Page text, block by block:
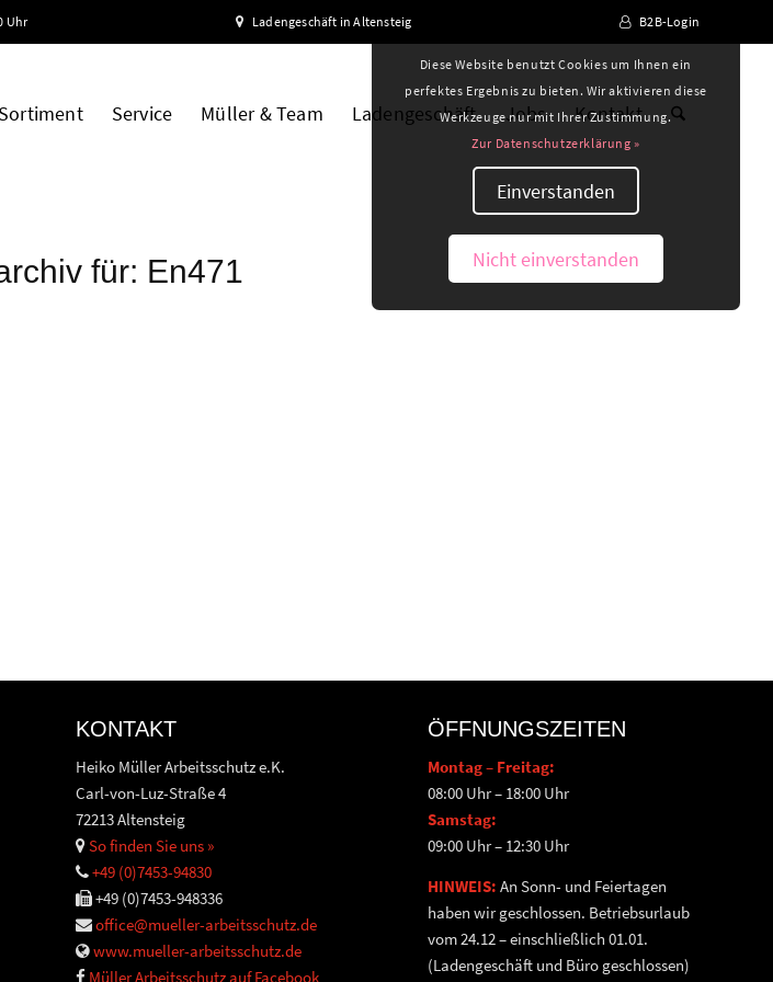
Uhr Ladengeschäft in Altensteig B2B-Login
Sortiment Service Müller & Team Ladengeschäft Jobs Kontakt
für: En471
KONTAKT
Heiko Müller Arbeitsschutz e.K.
Carl-von-Luz-Straße 4
72213 Altensteig
So finden Sie uns »
+49 (0)7453-94830
+49 (0)7453-948336
office@mueller-arbeitsschutz.de
www.mueller-arbeitsschutz.de
Müller Arbeitsschutz auf Facebook
ÖFFNUNGSZEITEN
Montag – Freitag:
08:00 Uhr – 18:00 Uhr
Samstag:
09:00 Uhr – 12:30 Uhr
HINWEIS: An Sonn- und Feiertagen
haben wir geschlossen. Betriebsurlaub
vom 24.12 – einschließlich 01.01.
(Ladengeschäft und Büro geschlossen)
Diese Website benutzt Cookies um Ihnen ein
perfektes Ergebnis zu bieten. Wir aktivieren diese
Werkzeuge nur mit Ihrer Zustimmung.
Zur Datenschutzerklärung »
Einverstanden
Nicht einverstanden